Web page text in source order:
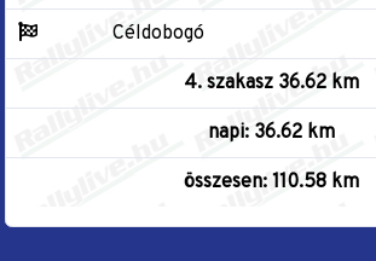
Céldobogó
4. szakasz 36.62 km
napi: 36.62 km
összesen: 110.58 km